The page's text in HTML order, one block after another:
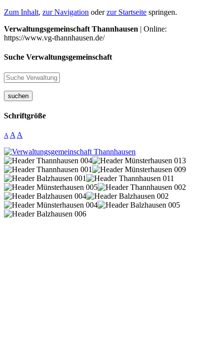
Zum Inhalt, zur Navigation oderzur Startseite springen.
Verwaltungsgemeinschaft Thannhausen | Online:
https://www.vg-thannhausen.de/
Suche Verwaltungsgemeinschaft
suchen
Schriftgröße
A A A